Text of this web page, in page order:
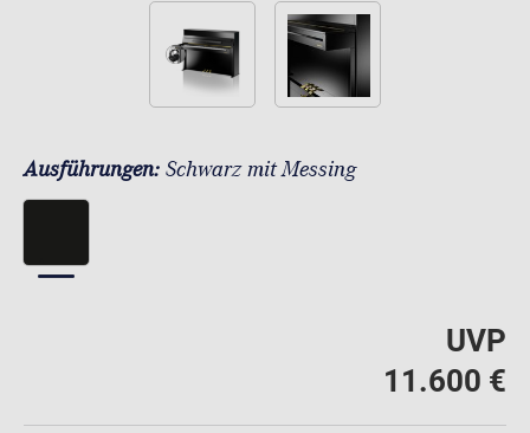
Ausführungen: Schwarz mit Messing
UVP
11.600 €